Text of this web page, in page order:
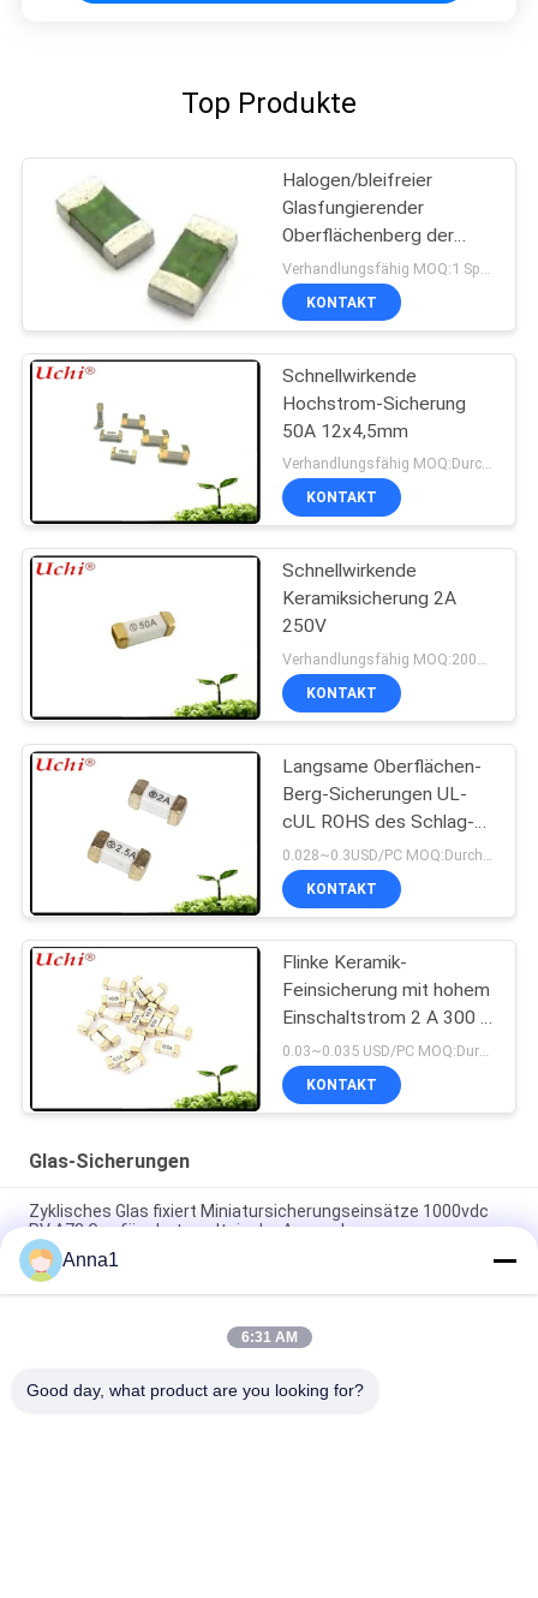
Top Produkte
Halogen/bleifreier
Glasfungierender
Oberflächenberg der
sicherungs-1206 schnell
fixiert
KONTAKT
Schnellwirkende
Hochstrom-Sicherung
50A 12x4,5mm
Verhandlungsfähig MOQ:Durchkontaktierung
KONTAKT
Schnellwirkende
Keramiksicherung 2A
250V
Verhandlungsfähig MOQ:2000 Stück
KONTAKT
Langsame Oberflächen-
Berg-Sicherungen UL-
cUL ROHS des Schlag-
SMD 1808 T 2A 125V
REICHWEITE CQC
KONTAKT
Flinke Keramik-
Feinsicherung mit hohem
Einschaltstrom 2 A 300 V
6,1 x 2,5 mm SSF1200
KONTAKT
Glas-Sicherungen
Zyklisches Glas fixiert Miniatursicherungseinsätze 1000vdc
PV A73 Gpv für photo-voltaische Anwendung
Verlangsamen 476 Reihen SMD1140 Schlag-Oberflächenberg
Pico-Sicherung 1A 250VAC 400VDC für LED-Beleuchtung
Hochspannung 5,500 Verzögerungs-keramische Sicherung
Anna1
6:31 AM
Good day, what product are you looking for?